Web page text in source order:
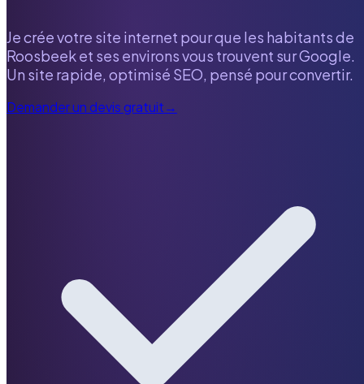
Je crée votre site internet pour que les habitants de
Roosbeeket ses environs vous trouvent sur Google.
Un site rapide, optimisé SEO, pensé pour convertir.
Demander un devis gratuit→